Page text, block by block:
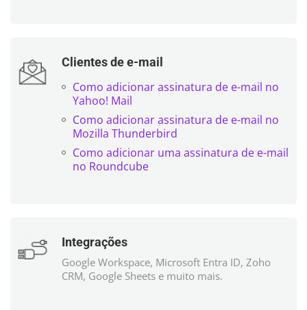
Clientes de e-mail
Como adicionar assinatura de e-mail no
Yahoo! Mail
Como adicionar assinatura de e-mail no
Mozilla Thunderbird
Como adicionar uma assinatura de e-mail
no Roundcube
Integrações
Google Workspace, Microsoft Entra ID, Zoho
CRM, Google Sheets e muito mais.